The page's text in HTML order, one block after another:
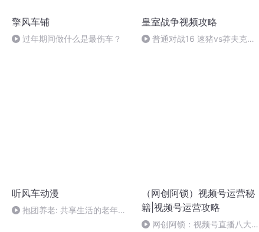
擎风车铺
过年期间做什么是最伤车？
皇室战争视频攻略
普通对战16 速猪vs莽夫克隆
听风车动漫
抱团养老: 共享生活的老年新
（网创阿锁）视频号运营秘
籍|视频号运营攻略
网创阿锁：视频号直播八大禁